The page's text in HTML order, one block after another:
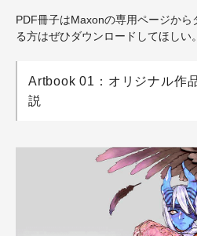
PDF冊子はMaxonの専用ページから
る方はぜひダウンロードしてほしい。
Artbook 01：オリジナル作
説